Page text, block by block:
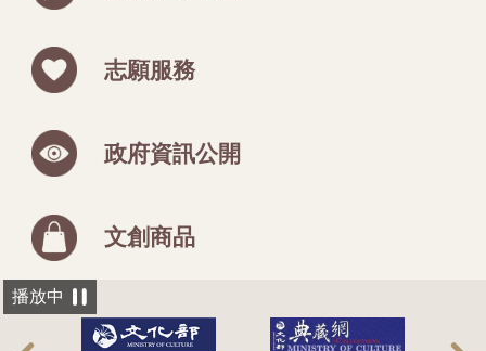
志願服務
政府資訊公開
文創商品
播放中